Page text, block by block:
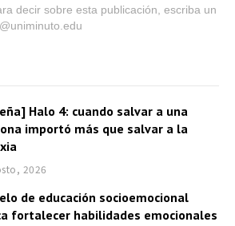
decir sobre esta publicación, escriba un
Halo 4: cuando salvar a una
importó más que salvar a la
2026
de educación socioemocional
fortalecer habilidades emocionales